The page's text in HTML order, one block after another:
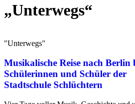
„Unterwegs“
"Unterwegs"
Musikalische Reise nach Berlin
Schülerinnen und Schüler der
Stadtschule Schlüchtern